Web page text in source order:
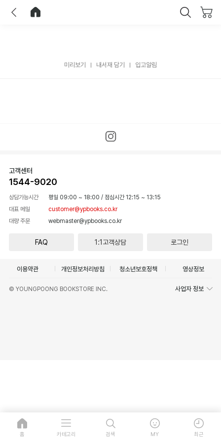
미리보기 내서재 담기 입고알림
고객센터
1544-9020
상담가능시간 평일 09:00 ~ 18:00 / 점심시간 12:15 ~ 13:15
대표 메일
customer@ypbooks.co.kr
대량 주문
webmaster@ypbooks.co.kr
FAQ 1:1고객상담 로그인
이용약관 개인정보처리방침 청소년보호정책 영상정보
© YOUNGPOONG BOOKSTORE INC. 사업자 정보
홈 카테고리 검색 MY 최근